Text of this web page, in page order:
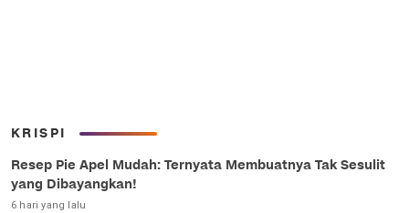
KRISPI
Resep Pie Apel Mudah: Ternyata Membuatnya Tak Sesulit
yang Dibayangkan!
6 hari yang lalu